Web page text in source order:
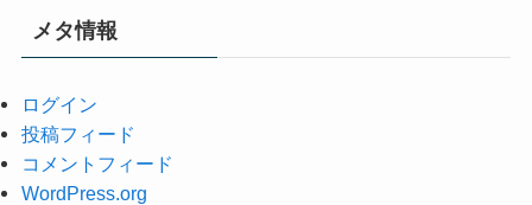
メタ情報
ログイン
投稿フィード
コメントフィード
WordPress.org